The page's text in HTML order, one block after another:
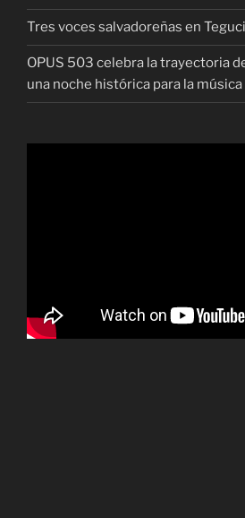
Tres voces salvadoreñas en
OPUS 503 celebra la trayectoria
una noche histórica para la